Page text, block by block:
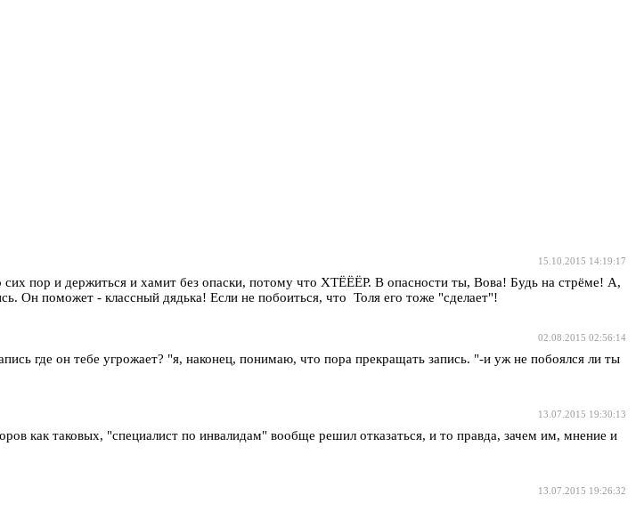
15.10.2015 14:19:17
пор и держиться и хамит без опаски, потому что ХТЁЁЁР. В опасности ты, Вова! Будь на стрёме! А,
Он поможет - классный дядька! Если не побоиться, что Толя его тоже "сделает"!
02.08.2015 02:56:14
где он тебе угрожает? "я, наконец, понимаю, что пора прекращать запись. "-и уж не побоялся ли ты
13.07.2015 19:30:13
как таковых, "специалист по инвалидам" вообще решил отказаться, и то правда, зачем им, мнение и
13.07.2015 19:26:32